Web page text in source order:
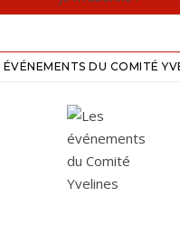
ÉVÉNEMENTS DU COMITÉ